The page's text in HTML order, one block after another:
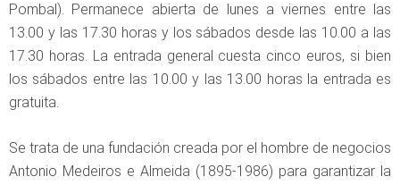
Pombal). Permanece abierta de lunes a viernes entre las
13.00 y las 17.30 horas y los sábados desde las 10.00 a las
17.30 horas. La entrada general cuesta cinco euros, si bien
los sábados entre las 10.00 y las 13.00 horas la entrada es
gratuita.
Se trata de una fundación creada por el hombre de negocios
Antonio Medeiros e Almeida (1895-1986) para garantizar la